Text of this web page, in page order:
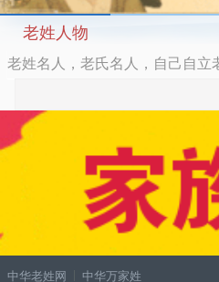
老姓人物
老姓名人，老氏名人，自己自立
中华老姓网 中华万家姓